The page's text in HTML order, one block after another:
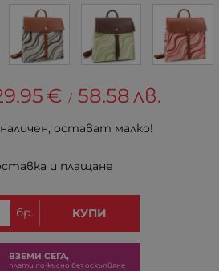
€ / 58.58 лв.
остават малко!
и плащане
бр. КУПИ
ВЗЕМИ СЕГА,
плати по-късно без оскъпвяне